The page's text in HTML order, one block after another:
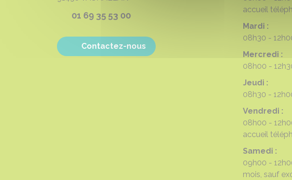
01 69 35 53 00
Contactez-nous
accueil
Mardi :
08h30 -
Mercredi :
08h00 -
Jeudi :
08h30 -
Vendredi :
08h00 -
accueil
Samedi :
09h00 -
mois, sauf